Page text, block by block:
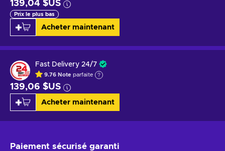
139,04 $US
Prix le plus bas
Acheter maintenant
Fast Delivery 24/7
9.76 Note parfaite
139,06 $US
Acheter maintenant
Paiement sécurisé garanti